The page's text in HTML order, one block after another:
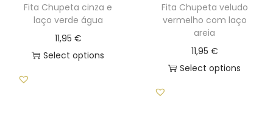
Fita Chupeta cinza e
laço verde água
11,95 €
Select options
Fita Chupeta veludo
vermelho com laço
areia
11,95 €
Select options